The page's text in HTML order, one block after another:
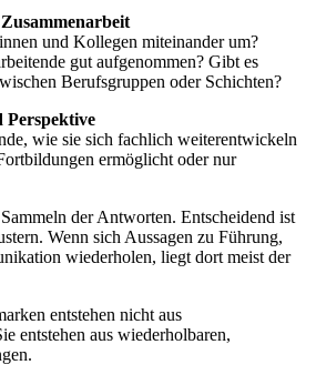
und Kollegen miteinander um?
gut aufgenommen? Gibt es
Berufsgruppen oder Schichten?
wie sie sich fachlich weiterentwickeln
ermöglicht oder nur
der Antworten. Entscheidend ist
Wenn sich Aussagen zu Führung,
wiederholen, liegt dort meist der
entstehen nicht aus
entstehen aus wiederholbaren,